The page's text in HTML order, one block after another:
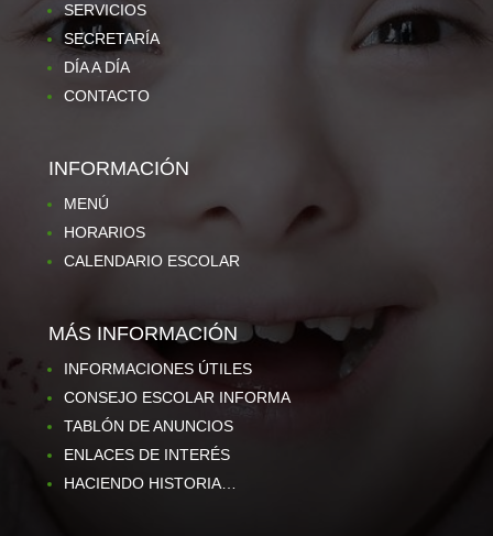
SERVICIOS
SECRETARÍA
DÍA A DÍA
CONTACTO
INFORMACIÓN
MENÚ
HORARIOS
CALENDARIO ESCOLAR
MÁS INFORMACIÓN
INFORMACIONES ÚTILES
CONSEJO ESCOLAR INFORMA
TABLÓN DE ANUNCIOS
ENLACES DE INTERÉS
HACIENDO HISTORIA…